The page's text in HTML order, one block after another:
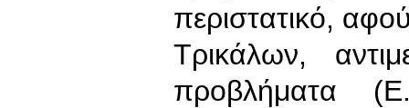
περιστατικό,
Τρικάλων,
προβλήματα